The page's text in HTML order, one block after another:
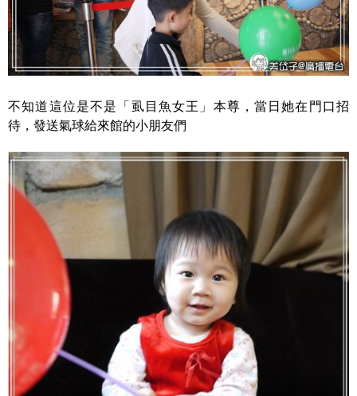
不知道這位是不是「虱目魚女王」本尊，當日她在門口招
待，發送氣球給來館的小朋友們